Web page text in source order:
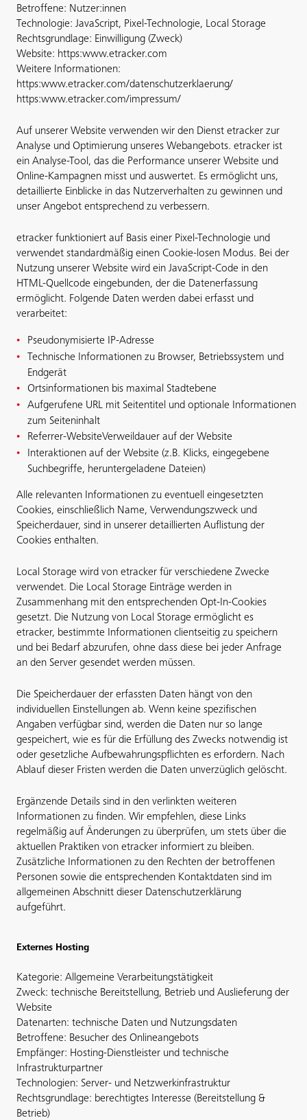
Betroffene: Nutzer:innen
Technologie: JavaScript, Pixel-Technologie, Local Storage
Rechtsgrundlage: Einwilligung (Zweck)
Website: https:www.etracker.com
Weitere Informationen:
https:www.etracker.com/datenschutzerklaerung/
https:www.etracker.com/impressum/
Auf unserer Website verwenden wir den Dienst etracker zur
Analyse und Optimierung unseres Webangebots. etracker ist
ein Analyse-Tool, das die Performance unserer Website und
Online-Kampagnen misst und auswertet. Es ermöglicht uns,
detaillierte Einblicke in das Nutzerverhalten zu gewinnen und
unser Angebot entsprechend zu verbessern.
etracker funktioniert auf Basis einer Pixel-Technologie und
verwendet standardmäßig einen Cookie-losen Modus. Bei der
Nutzung unserer Website wird ein JavaScript-Code in den
HTML-Quellcode eingebunden, der die Datenerfassung
ermöglicht. Folgende Daten werden dabei erfasst und
verarbeitet:
Pseudonymisierte IP-Adresse
Technische Informationen zu Browser, Betriebssystem und
Endgerät
Ortsinformationen bis maximal Stadtebene
Aufgerufene URL mit Seitentitel und optionale Informationen
zum Seiteninhalt
Referrer-WebsiteVerweildauer auf der Website
Interaktionen auf der Website (z.B. Klicks, eingegebene
Suchbegriffe, heruntergeladene Dateien)
Alle relevanten Informationen zu eventuell eingesetzten
Cookies, einschließlich Name, Verwendungszweck und
Speicherdauer, sind in unserer detaillierten Auflistung der
Cookies enthalten.
Local Storage wird von etracker für verschiedene Zwecke
verwendet. Die Local Storage Einträge werden in
Zusammenhang mit den entsprechenden Opt-In-Cookies
gesetzt. Die Nutzung von Local Storage ermöglicht es
etracker, bestimmte Informationen clientseitig zu speichern
und bei Bedarf abzurufen, ohne dass diese bei jeder Anfrage
an den Server gesendet werden müssen.
Die Speicherdauer der erfassten Daten hängt von den
individuellen Einstellungen ab. Wenn keine spezifischen
Angaben verfügbar sind, werden die Daten nur so lange
gespeichert, wie es für die Erfüllung des Zwecks notwendig ist
oder gesetzliche Aufbewahrungspflichten es erfordern. Nach
Ablauf dieser Fristen werden die Daten unverzüglich gelöscht.
Ergänzende Details sind in den verlinkten weiteren
Informationen zu finden. Wir empfehlen, diese Links
regelmäßig auf Änderungen zu überprüfen, um stets über die
aktuellen Praktiken von etracker informiert zu bleiben.
Zusätzliche Informationen zu den Rechten der betroffenen
Personen sowie die entsprechenden Kontaktdaten sind im
allgemeinen Abschnitt dieser Datenschutzerklärung
aufgeführt.
Externes Hosting
Kategorie: Allgemeine Verarbeitungstätigkeit
Zweck: technische Bereitstellung, Betrieb und Auslieferung der
Website
Datenarten: technische Daten und Nutzungsdaten
Betroffene: Besucher des Onlineangebots
Empfänger: Hosting-Dienstleister und technische
Infrastrukturpartner
Technologien: Server- und Netzwerkinfrastruktur
Rechtsgrundlage: berechtigtes Interesse (Bereitstellung &
Betrieb)